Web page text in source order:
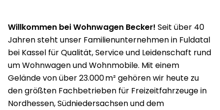
Willkommen bei Wohnwagen Becker! Seit über 40
Jahren steht unser Familienunternehmen in Fuldatal
bei Kassel für Qualität, Service und Leidenschaft rund
um Wohnwagen und Wohnmobile. Mit einem
Gelände von über 23.000 m² gehören wir heute zu
den größten Fachbetrieben für Freizeitfahrzeuge in
Nordhessen, Südniedersachsen und dem